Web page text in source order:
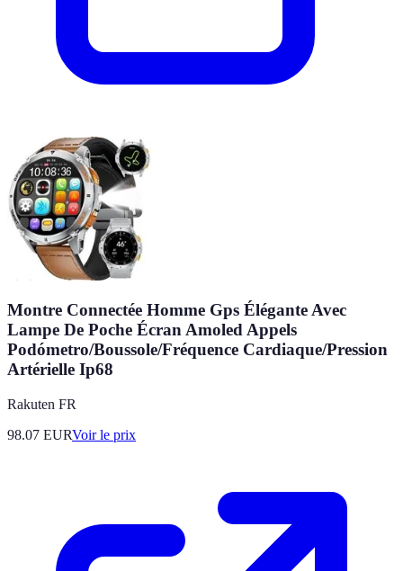
Montre Connectée Homme Gps Élégante Avec
Lampe De Poche Écran Amoled Appels
Podómetro/Boussole/Fréquence Cardiaque/Pression
Artérielle Ip68
Rakuten FR
98.07 EURVoir le prix